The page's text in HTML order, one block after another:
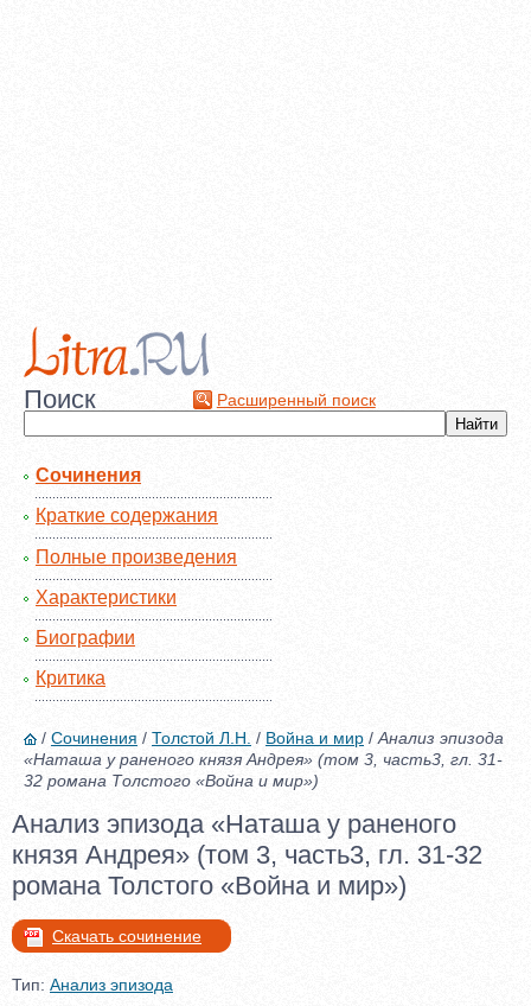
Поиск Расширенный поиск
Сочинения
Краткие содержания
Полные произведения
Характеристики
Биографии
Критика
/ Сочинения / Толстой Л.Н. / Война и мир / Анализ эпизода
«Наташа у раненого князя Андрея» (том 3, часть3, гл. 31-
32 романа Толстого «Война и мир»)
Анализ эпизода «Наташа у раненого
князя Андрея» (том 3, часть3, гл. 31-32
романа Толстого «Война и мир»)
Скачать сочинение
Тип: Анализ эпизода